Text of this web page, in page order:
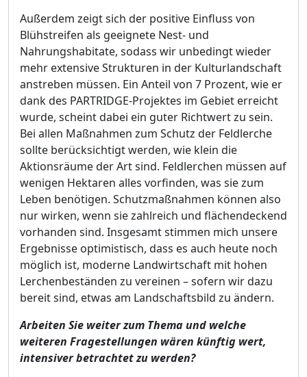
Außerdem zeigt sich der positive Einfluss von
Blühstreifen als geeignete Nest- und
Nahrungshabitate, sodass wir unbedingt wieder
mehr extensive Strukturen in der Kulturlandschaft
anstreben müssen. Ein Anteil von 7 Prozent, wie er
dank des PARTRIDGE-Projektes im Gebiet erreicht
wurde, scheint dabei ein guter Richtwert zu sein.
Bei allen Maßnahmen zum Schutz der Feldlerche
sollte berücksichtigt werden, wie klein die
Aktionsräume der Art sind. Feldlerchen müssen auf
wenigen Hektaren alles vorfinden, was sie zum
Leben benötigen. Schutzmaßnahmen können also
nur wirken, wenn sie zahlreich und flächendeckend
vorhanden sind. Insgesamt stimmen mich unsere
Ergebnisse optimistisch, dass es auch heute noch
möglich ist, moderne Landwirtschaft mit hohen
Lerchenbeständen zu vereinen – sofern wir dazu
bereit sind, etwas am Landschaftsbild zu ändern.
Arbeiten Sie weiter zum Thema und welche
weiteren Fragestellungen wären künftig wert,
intensiver betrachtet zu werden?